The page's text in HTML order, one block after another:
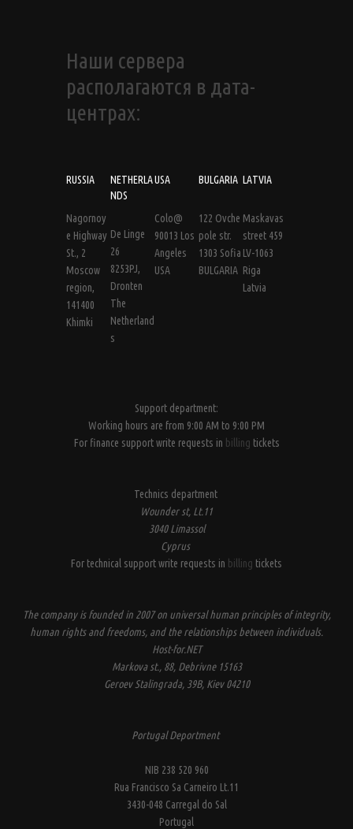
Наши сервера
располагаются в дата-
центрах:
RUSSIA
Nagornoy
e Highway
St., 2
Moscow
region,
141400
Khimki
NETHERLA
NDS
De Linge
26
8253PJ,
Dronten
The
Netherland
s
USA
Colo@
90013 Los
Angeles
USA
BULGARIA
122 Ovche
pole str.
1303 Sofia
BULGARIA
LATVIA
Maskavas
street 459
LV-1063
Riga
Latvia
Support department:
Working hours are from 9:00 AM to 9:00 PM
For finance support write requests in billing tickets
Technics department
Wounder st, Lt.11
3040 Limassol
Cyprus
For technical support write requests in billing tickets
The company is founded in 2007 on universal human principles of integrity,
human rights and freedoms, and the relationships between individuals.
Host-for.NET
Markova st., 88, Debrivne 15163
Geroev Stalingrada, 39B, Kiev 04210
Portugal Deportment
NIB 238 520 960
Rua Francisco Sa Carneiro Lt.11
3430-048 Carregal do Sal
Portugal